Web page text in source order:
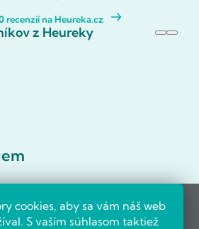
cookies, aby sa vám náš web
S vaším súhlasom taktiež
recenzií na Heureka.cz
z Heureky